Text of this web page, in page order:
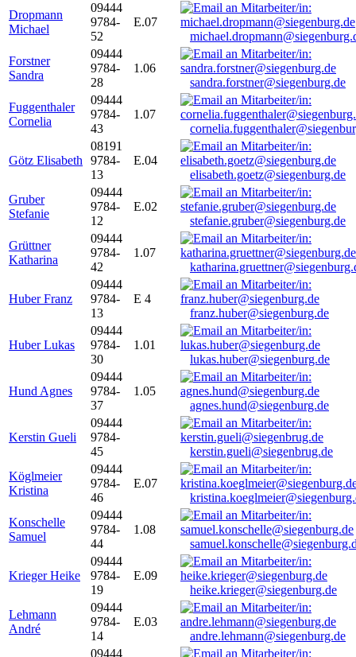
Dropmann
Michael
09444
9784-
52
E.07
Forstner
Sandra
09444
9784-
28
1.06
sandra.forstner@siegenburg.de
Fuggenthaler
Cornelia
09444
9784-
43
1.07
Götz Elisabeth
08191
9784-
13
E.04
elisabeth.goetz@siegenburg.de
Gruber
Stefanie
09444
9784-
12
E.02
stefanie.gruber@siegenburg.de
Grüttner
Katharina
09444
9784-
42
1.07
Huber Franz
09444
9784-
13
E 4
franz.huber@siegenburg.de
Huber Lukas
09444
9784-
30
1.01
lukas.huber@siegenburg.de
Hund Agnes
09444
9784-
37
1.05
agnes.hund@siegenburg.de
Kerstin Gueli
09444
9784-
45
kerstin.gueli@siegenbrug.de
Köglmeier
Kristina
09444
9784-
46
E.07
Konschelle
Samuel
09444
9784-
44
1.08
Krieger Heike
09444
9784-
19
E.09
heike.krieger@siegenburg.de
Lehmann
André
09444
9784-
14
E.03
andre.lehmann@siegenburg.de
09444